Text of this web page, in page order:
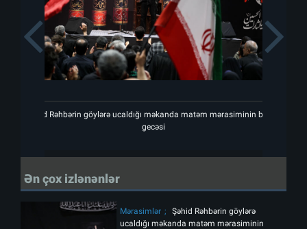
Şəhid Rəhbərin göylərə ucaldığı məkanda matəm mərasiminin birinci
gecəsi
Previous
Ən çox izlənənlər
Mərasimlər
Şəhid Rəhbərin göylərə
ucaldığı məkanda matəm mərasiminin